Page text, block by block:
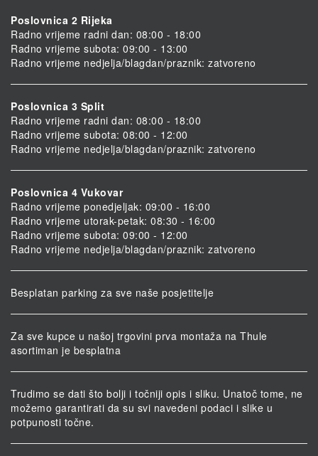
Poslovnica 2 Rijeka
Radno vrijeme radni dan: 08:00 - 18:00
Radno vrijeme subota: 09:00 - 13:00
Radno vrijeme nedjelja/blagdan/praznik: zatvoreno
Poslovnica 3 Split
Radno vrijeme radni dan: 08:00 - 18:00
Radno vrijeme subota: 08:00 - 12:00
Radno vrijeme nedjelja/blagdan/praznik: zatvoreno
Poslovnica 4 Vukovar
Radno vrijeme ponedjeljak: 09:00 - 16:00
Radno vrijeme utorak-petak: 08:30 - 16:00
Radno vrijeme subota: 09:00 - 12:00
Radno vrijeme nedjelja/blagdan/praznik: zatvoreno
Besplatan parking za sve naše posjetitelje
Za sve kupce u našoj trgovini prva montaža na Thule
asortiman je besplatna
Trudimo se dati što bolji i točniji opis i sliku. Unatoč tome, ne
možemo garantirati da su svi navedeni podaci i slike u
potpunosti točne.